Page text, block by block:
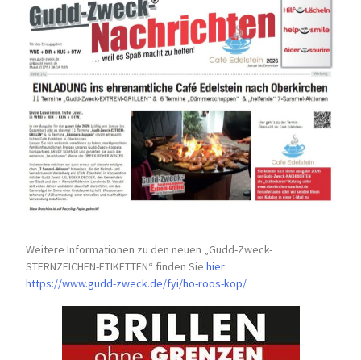
Weitere Informationen zu den neuen „Gudd-Zweck-
STERNZEICHEN-ETIKETTEN“ finden Siehier:
https://www.gudd-zweck.de/fyi/ho-roos-kop/